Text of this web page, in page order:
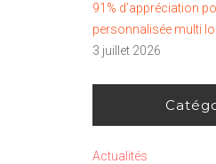
91% d’appréciation
personnalisée multi
3 juillet 2026
Actualités